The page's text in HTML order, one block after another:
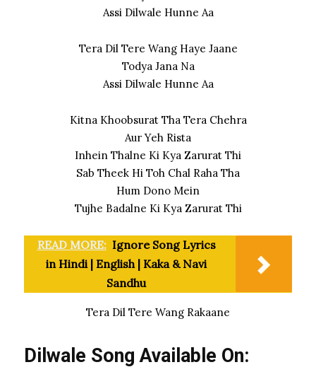
Assi Dilwale Hunne Aa
Tera Dil Tere Wang Haye Jaane
Todya Jana Na
Assi Dilwale Hunne Aa
Kitna Khoobsurat Tha Tera Chehra
Aur Yeh Rista
Inhein Thalne Ki Kya Zarurat Thi
Sab Theek Hi Toh Chal Raha Tha
Hum Dono Mein
Tujhe Badalne Ki Kya Zarurat Thi
READ MORE: Ignore Song Lyrics
in Hindi | English | Kaka & Navi
Sandhu
Tera Dil Tere Wang Rakaane
Dilwale Song Available On: